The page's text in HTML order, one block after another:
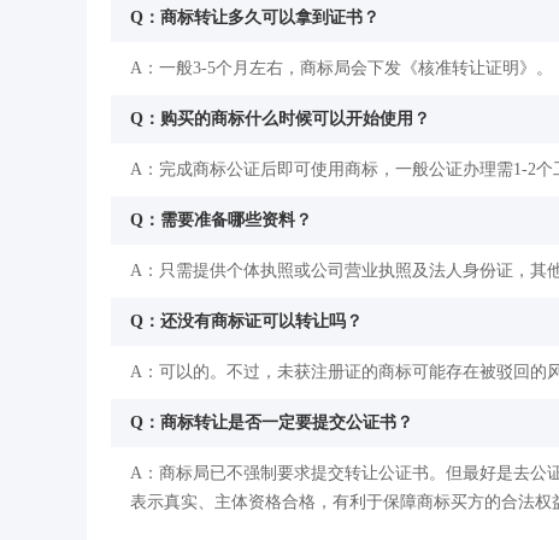
Q：商标转让多久可以拿到证书？
A：一般3-5个月左右，商标局会下发《核准转让证明》。
Q：购买的商标什么时候可以开始使用？
A：完成商标公证后即可使用商标，一般公证办理需1-2个
Q：需要准备哪些资料？
A：只需提供个体执照或公司营业执照及法人身份证，其
Q：还没有商标证可以转让吗？
A：可以的。不过，未获注册证的商标可能存在被驳回的
Q：商标转让是否一定要提交公证书？
A：商标局已不强制要求提交转让公证书。但最好是去
表示真实、主体资格合格，有利于保障商标买方的合法权